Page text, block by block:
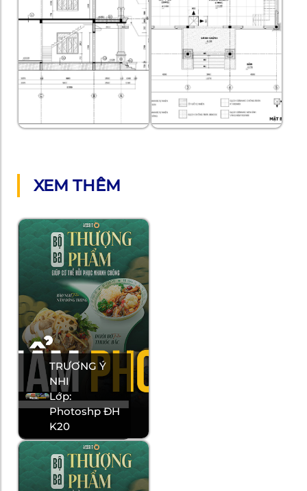
XEM THÊM
TRƯƠNG Ý
NHI
Lớp:
Photoshp ĐH
K20